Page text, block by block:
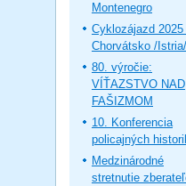
Montenegro
Cyklozájazd 2025
Chorvátsko /Istria/
80. výročie:
VÍŤAZSTVO NAD
FAŠIZMOM
10. Konferencia
policajných
Medzinárodné
stretnutie